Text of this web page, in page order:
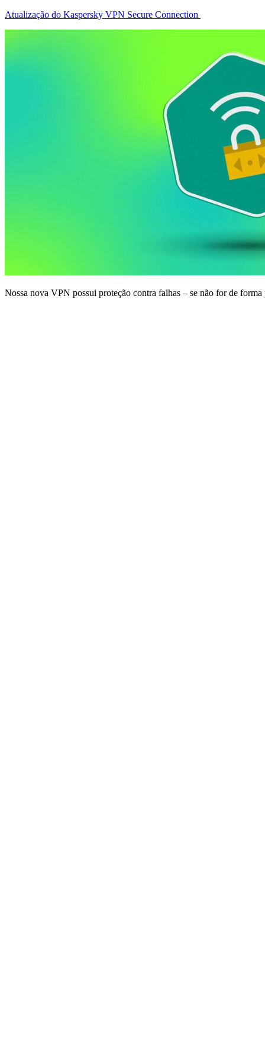
Atualização do Kaspersky VPN Secure Connection
Nossa nova VPN possui proteção contra falhas – se não for de